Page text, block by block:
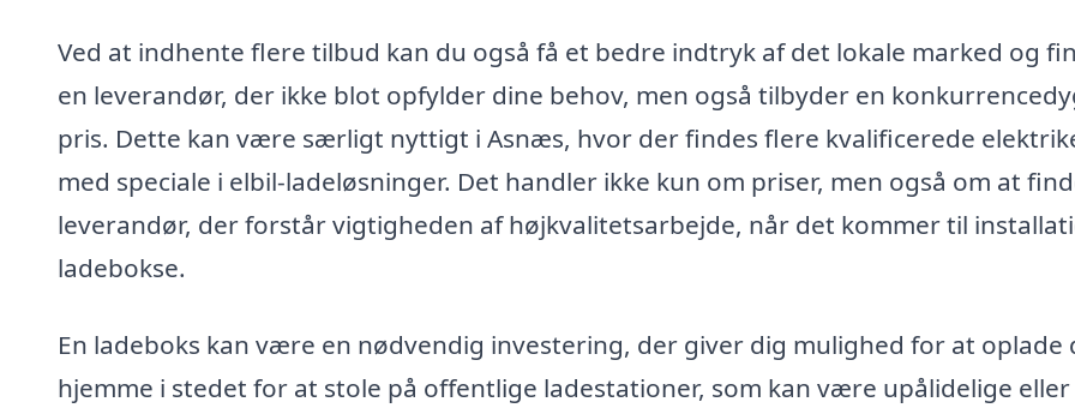
Ved at indhente flere tilbud kan du også få et bedre indtryk af det lokale marked og
en leverandør, der ikke blot opfylder dine behov, men også tilbyder en
pris. Dette kan være særligt nyttigt i Asnæs, hvor der findes flere kvalificerede
med speciale i elbil-ladeløsninger. Det handler ikke kun om priser, men også om at
leverandør, der forstår vigtigheden af højkvalitetsarbejde, når det kommer til
ladebokse.
En ladeboks kan være en nødvendig investering, der giver dig mulighed for at oplade
hjemme i stedet for at stole på offentlige ladestationer, som kan være upålidelige